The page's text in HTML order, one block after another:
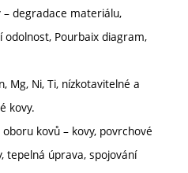
degradace materiálu,
Pourbaix diagram,
Mg, Ni, Ti, nízkotavitelné a
kovy.
kovů – kovy, povrchové
tepelná úprava, spojování